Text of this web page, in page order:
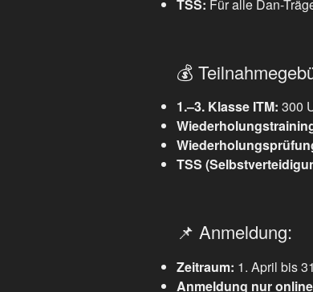
TSS: Für alle Dan-
💰
1.–3. Klasse ITM: 300
TSS
📌 Anmeldung:
Zeitraum: 1. April bis
Anmeldung nur